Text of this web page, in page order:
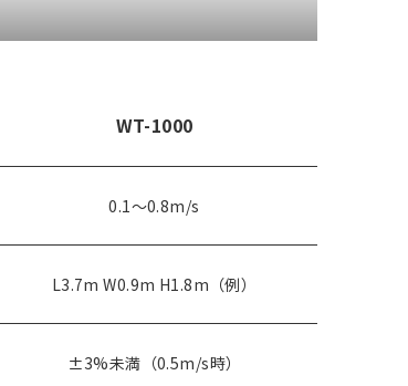
WT-1000
0.1～0.8m/s
L3.7m W0.9m H1.8m（例）
±3%未満（0.5m/s時）